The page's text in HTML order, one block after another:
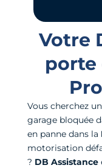
Votre
porte
Vous cherchez
garage bloquée
en panne dans la
motorisation
? DB Assistance